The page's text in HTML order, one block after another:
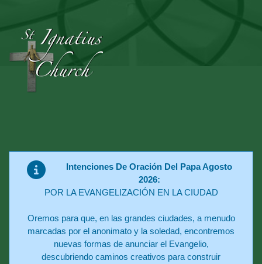
Intenciones De Oración Del Papa Agosto
2026:
POR LA EVANGELIZACIÓN EN LA CIUDAD
Oremos para que, en las grandes ciudades, a menudo
marcadas por el anonimato y la soledad, encontremos
nuevas formas de anunciar el Evangelio,
descubriendo caminos creativos para construir